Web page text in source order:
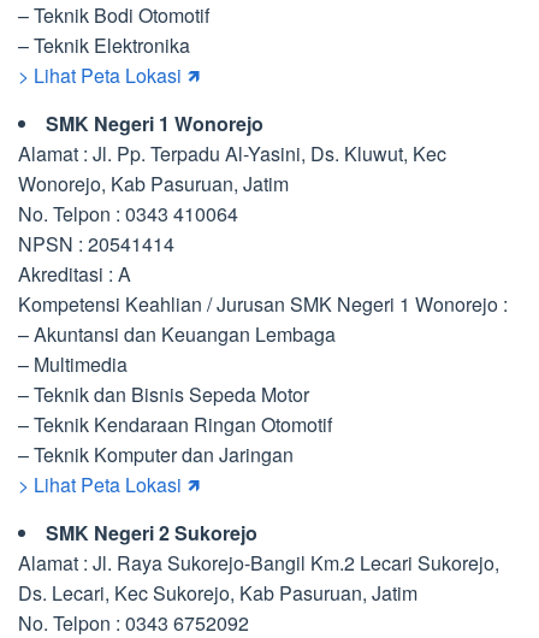
– Teknik Bodi Otomotif
– Teknik Elektronika
> Lihat Peta Lokasi 🡽
SMK Negeri 1 Wonorejo
Alamat : Jl. Pp. Terpadu Al-Yasini, Ds. Kluwut, Kec
Wonorejo, Kab Pasuruan, Jatim
No. Telpon : 0343 410064
NPSN : 20541414
Akreditasi : A
Kompetensi Keahlian / Jurusan SMK Negeri 1 Wonorejo :
– Akuntansi dan Keuangan Lembaga
– Multimedia
– Teknik dan Bisnis Sepeda Motor
– Teknik Kendaraan Ringan Otomotif
– Teknik Komputer dan Jaringan
> Lihat Peta Lokasi 🡽
SMK Negeri 2 Sukorejo
Alamat : Jl. Raya Sukorejo-Bangil Km.2 Lecari Sukorejo,
Ds. Lecari, Kec Sukorejo, Kab Pasuruan, Jatim
No. Telpon : 0343 6752092